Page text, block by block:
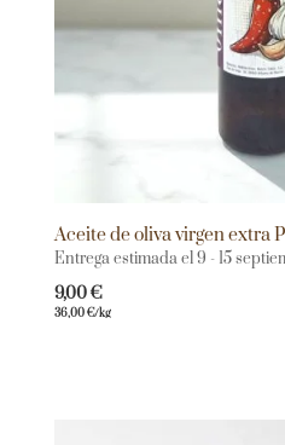
Aceite de oliva virgen extra
Entrega estimada el 9 - 15
9,00€
36,00€/kg